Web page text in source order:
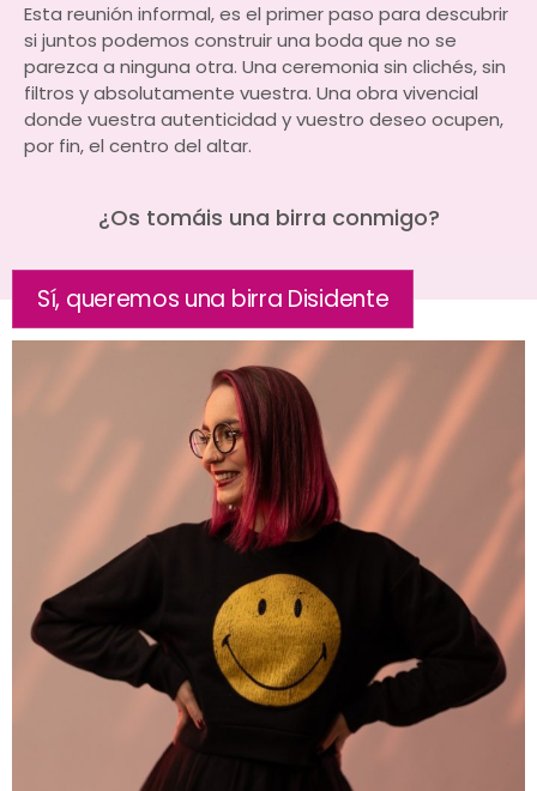
Esta reunión informal, es el primer paso para descubrir
si juntos podemos construir una boda que no se
parezca a ninguna otra. Una ceremonia sin clichés, sin
filtros y absolutamente vuestra. Una obra vivencial
donde vuestra autenticidad y vuestro deseo ocupen,
por fin, el centro del altar.
¿Os tomáis una birra conmigo?
Sí, queremos una birra Disidente